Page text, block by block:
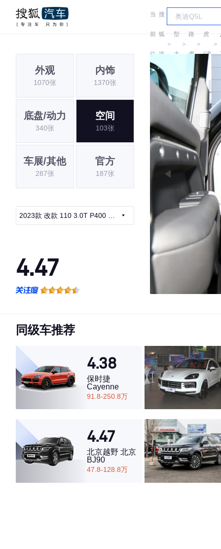
当
前
位
置:
搜
狐
汽
车
＞
车
型
大
＞
路
虎
＞
虎
(进
口)
＞
外观
1070张
内饰
1370张
底盘/动力
340张
空间
103张
车展/其他
287张
官方
187张
2023款 改款 110 3.0T P400 暗
4.47
·空间表现一般，低于75%同级车
同级车推荐
4.38
保时捷
Cayenne
91.8-250.8万
4.47
北京越野 北京
BJ90
47.8-128.8万